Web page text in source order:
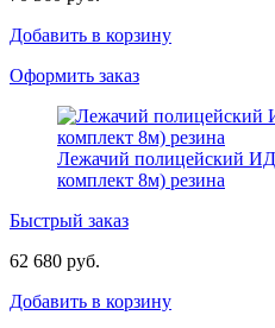
Добавить в корзину
Оформить заказ
Лежачий полицейский
комплект 8м) резина
Быстрый заказ
62 680 руб.
Добавить в корзину